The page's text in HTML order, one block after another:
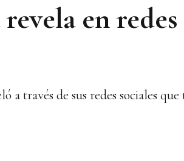
en
a través de sus redes sociales